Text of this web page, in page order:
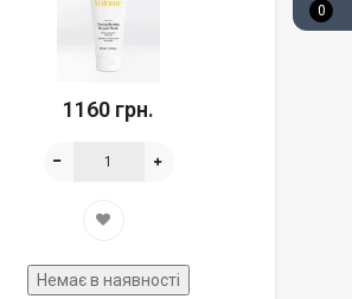
0
1160 грн.
Немає в наявності